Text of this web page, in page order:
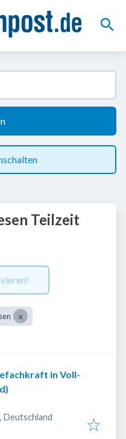
Teilzeit
in Voll-
Deutschland